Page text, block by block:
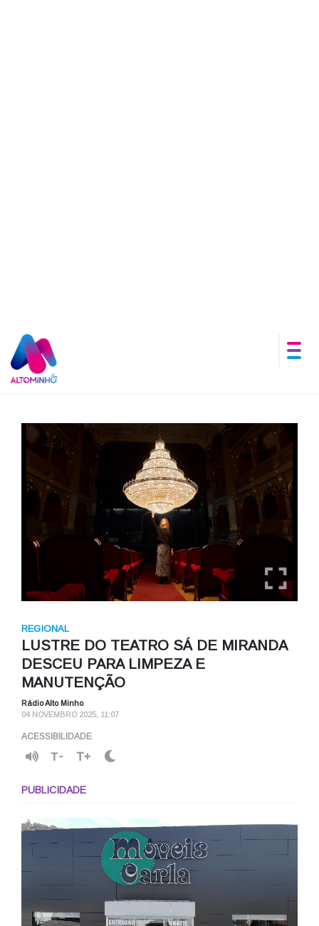
REGIONAL
LUSTRE DO TEATRO SÁ DE MIRANDA
DESCEU PARA LIMPEZA E
MANUTENÇÃO
Rádio Alto Minho
04 NOVEMBRO 2025, 11:07
ACESSIBILIDADE
T- T+
PUBLICIDADE